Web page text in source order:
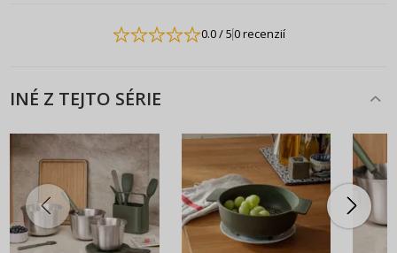
0.0/ 50 recenzií
INÉ Z TEJTO SÉRIE